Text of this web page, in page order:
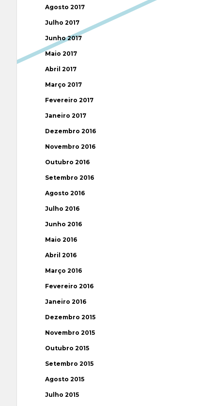
Agosto 2017
Julho 2017
Junho 2017
Maio 2017
Abril 2017
Março 2017
Fevereiro 2017
Janeiro 2017
Dezembro 2016
Novembro 2016
Outubro 2016
Setembro 2016
Agosto 2016
Julho 2016
Junho 2016
Maio 2016
Abril 2016
Março 2016
Fevereiro 2016
Janeiro 2016
Dezembro 2015
Novembro 2015
Outubro 2015
Setembro 2015
Agosto 2015
Julho 2015